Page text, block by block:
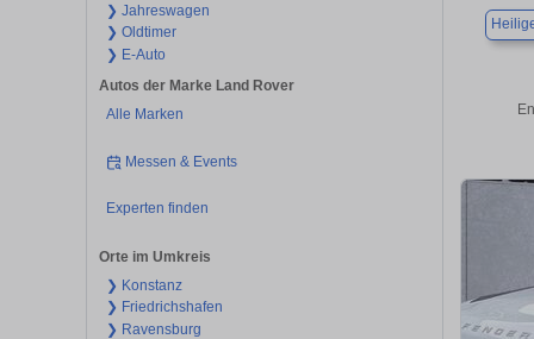
❯ Jahreswagen
❯ Oldtimer
❯ E-Auto
Autos der Marke Land Rover
Alle Marken
Messen & Events
Experten finden
Orte im Umkreis
❯ Konstanz
❯ Friedrichshafen
❯ Ravensburg